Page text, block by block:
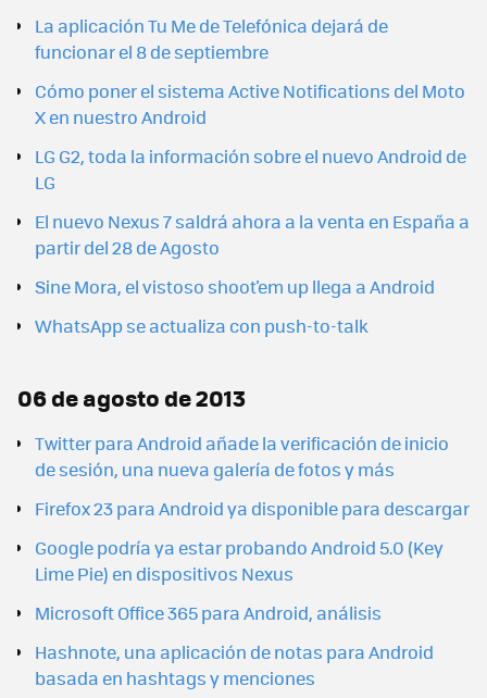
La aplicación Tu Me de Telefónica dejará de
funcionar el 8 de septiembre
Cómo poner el sistema Active Notifications del Moto
X en nuestro Android
LG G2, toda la información sobre el nuevo Android de
LG
El nuevo Nexus 7 saldrá ahora a la venta en España a
partir del 28 de Agosto
Sine Mora, el vistoso shoot'em up llega a Android
WhatsApp se actualiza con push-to-talk
06 de agosto de 2013
Twitter para Android añade la verificación de inicio
de sesión, una nueva galería de fotos y más
Firefox 23 para Android ya disponible para descargar
Google podría ya estar probando Android 5.0 (Key
Lime Pie) en dispositivos Nexus
Microsoft Office 365 para Android, análisis
Hashnote, una aplicación de notas para Android
basada en hashtags y menciones